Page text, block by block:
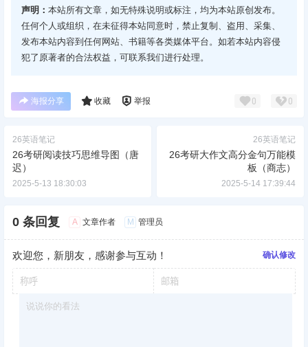
声明： 本站所有文章，如无特殊说明或标注，均为本站原创发布。
任何个人或组织，在未征得本站同意时，禁止复制、盗用、采集、
发布本站内容到任何网站、书籍等各类媒体平台。如若本站内容侵
犯了原著者的合法权益，可联系我们进行处理。
海报分享 收藏 举报 0 0
26英语笔记
26考研阅读技巧思维导图（唐
迟）
2025-5-13 18:30:03
26英语笔记
26考研大作文高分金句万能模
板（商志）
2025-5-14 17:39:44
0 条回复 A 文章作者 M 管理员
欢迎您，新朋友，感谢参与互动！ 确认修改